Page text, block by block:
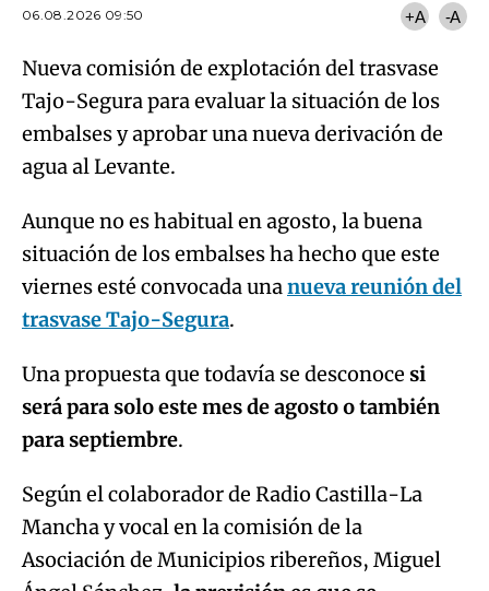
06.08.2026 09:50
+A -A
Nueva comisión de explotación del trasvase
Tajo-Segura para evaluar la situación de los
embalses y aprobar una nueva derivación de
agua al Levante.
Aunque no es habitual en agosto, la buena
situación de los embalses ha hecho que este
viernes esté convocada unanueva reunión del
trasvase Tajo-Segura.
Una propuesta que todavía se desconoce si
será para solo este mes de agosto o también
para septiembre.
Según el colaborador de Radio Castilla-La
Mancha y vocal en la comisión de la
Asociación de Municipios ribereños, Miguel